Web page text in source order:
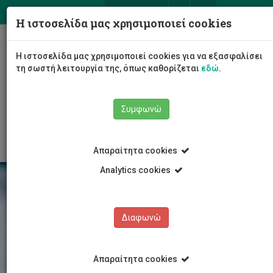
Σχολή Επιστημών Υγείας
Τμήμα Νοσηλευτικής
Νέα/Ανακοινώσεις
Η ιστοσελίδα μας χρησιμοποιεί cookies
Η ιστοσελίδα μας χρησιμοποιεί cookies για να εξασφαλίσει
τη σωστή λειτουργία της, όπως καθορίζεται εδώ.
Συμφωνώ
Απαραίτητα cookies
Analytics cookies
Διαφωνώ
Απαραίτητα cookies